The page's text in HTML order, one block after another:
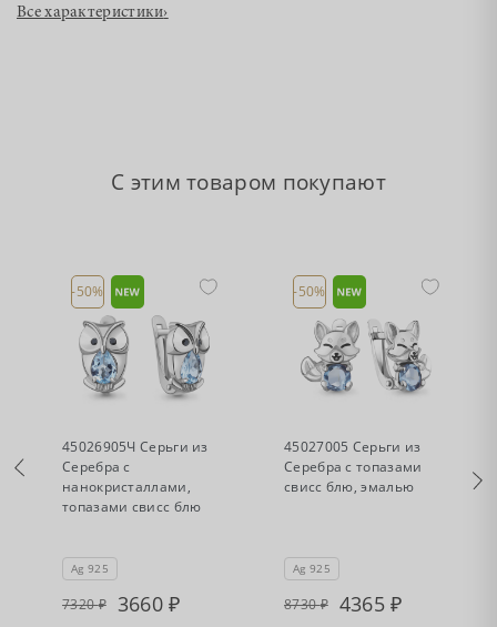
Все характеристики›
С этим товаром покупают
-50%
45026905Ч Серьги из
Серебра с
нанокристаллами,
топазами свисс блю
Ag 925
7320 3660
-50%
45027005 Серьги из
Серебра с топазами
свисс блю, эмалью
Ag 925
8730 4365